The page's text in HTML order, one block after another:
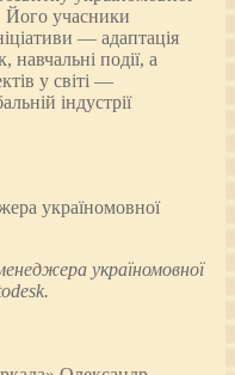
Його учасники
— адаптація
навчальні події, а
у світі —
індустрії
україномовної